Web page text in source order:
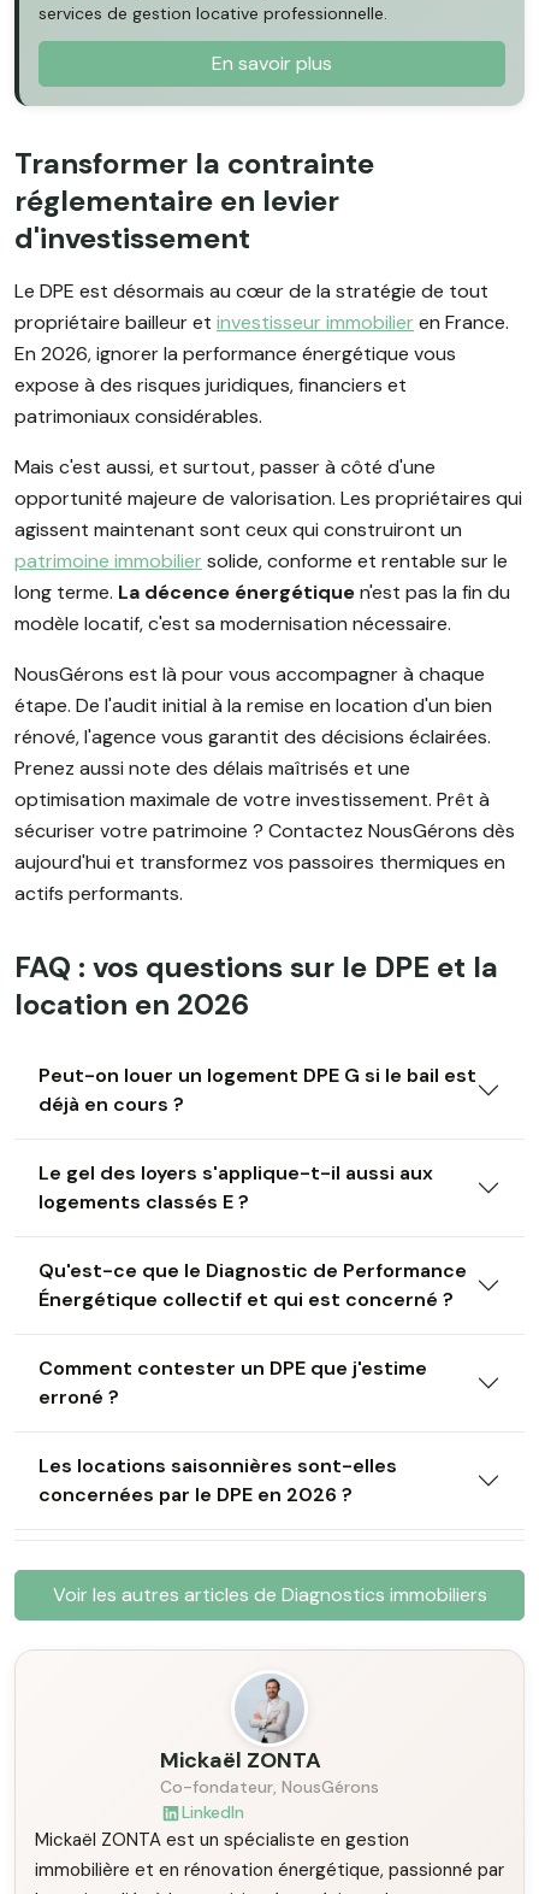
services de gestion locative professionnelle.
En savoir plus
Transformer la contrainte
réglementaire en levier
d'investissement
Le DPE est désormais au cœur de la stratégie de tout
propriétaire bailleur et investisseur immobilier en France.
En 2026, ignorer la performance énergétique vous
expose à des risques juridiques, financiers et
patrimoniaux considérables.
Mais c'est aussi, et surtout, passer à côté d'une
opportunité majeure de valorisation. Les propriétaires qui
agissent maintenant sont ceux qui construiront un
patrimoine immobilier solide, conforme et rentable sur le
long terme. La décence énergétiquen'est pas la fin du
modèle locatif, c'est sa modernisation nécessaire.
NousGérons est là pour vous accompagner à chaque
étape. De l'audit initial à la remise en location d'un bien
rénové, l'agence vous garantit des décisions éclairées.
Prenez aussi note des délais maîtrisés et une
optimisation maximale de votre investissement. Prêt à
sécuriser votre patrimoine ? Contactez NousGérons dès
aujourd'hui et transformez vos passoires thermiques en
actifs performants.
FAQ : vos questions sur le DPE et la
location en 2026
Peut-on louer un logement DPE G si le bail est
déjà en cours ?
Le gel des loyers s'applique-t-il aussi aux
logements classés E ?
Qu'est-ce que le Diagnostic de Performance
Énergétique collectif et qui est concerné ?
Comment contester un DPE que j'estime
erroné ?
Les locations saisonnières sont-elles
concernées par le DPE en 2026 ?
Voir les autres articles de Diagnostics immobiliers
Mickaël ZONTA
Co-fondateur, NousGérons
LinkedIn
Mickaël ZONTA est un spécialiste en gestion
immobilière et en rénovation énergétique, passionné par